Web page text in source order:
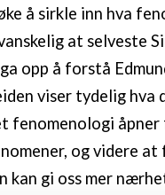
å sirkle inn hva
at selveste
opp å forstå
viser tydelig hva
fenomenologi
og videre
kan gi oss mer